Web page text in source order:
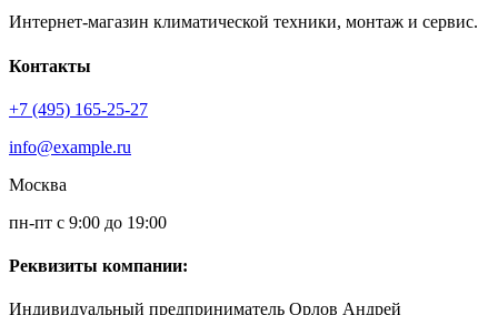
Интернет-магазин климатической техники, монтаж и сервис.
Контакты
+7 (495) 165-25-27
info@example.ru
Москва
пн-пт с 9:00 до 19:00
Реквизиты компании:
Индивидуальный предприниматель Орлов Андрей